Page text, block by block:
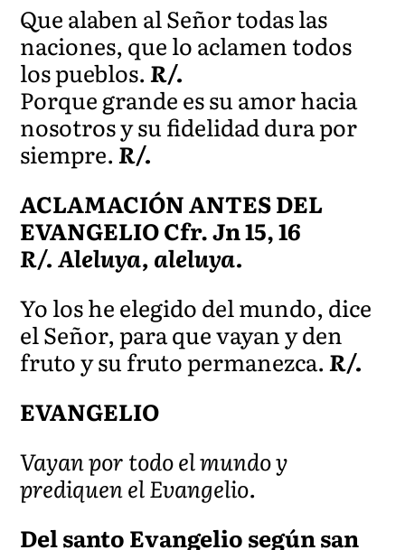
Que alaben al Señor todas las
naciones, que lo aclamen todos
los pueblos.R/.
Porque grande es su amor hacia
nosotros y su fidelidad dura por
siempre.R/.
ACLAMACIÓN ANTES DEL
EVANGELIO Cfr. Jn 15, 16
R/. Aleluya, aleluya.
Yo los he elegido del mundo, dice
el Señor, para que vayan y den
fruto y su fruto permanezca.R/.
EVANGELIO
Vayan por todo el mundo y
prediquen el Evangelio.
Del santo Evangelio según san